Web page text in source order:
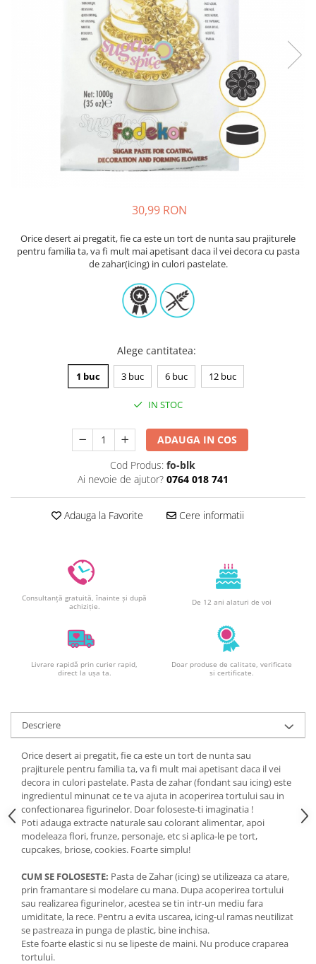
Sabloane - Embosere
Ustensile ciocolata
AMBALARE & PREZENTARE
Cakepops - Acadele
Praline - Bomboane
Eclair - Macarons
Alte ambalaje
Printuri Comestibile
Role pentru colorat
Puzzele mecanic
PETRECERI & EVENIMENTE
Paie colorate
Articole party
Toppere prajituri
DETERGENTI & CURATENIE
30,99 RON
Orice desert ai pregatit, fie ca este un tort de nunta sau prajiturele
pentru familia ta, va fi mult mai apetisant daca il vei decora cu pasta
de zahar(icing) in culori pastelate.
Alege cantitatea:
1 buc 3 buc 6 buc 12 buc
IN STOC
ADAUGA IN COS
Cod Produs: fo-blk
Ai nevoie de ajutor? 0764 018 741
Adauga la Favorite Cere informatii
Consultanță gratuită, înainte și după
achiziție.
De 12 ani alaturi de voi
Livrare rapidă prin curier rapid,
direct la ușa ta.
Doar produse de calitate, verificate
si certificate.
Descriere
Orice desert ai pregatit, fie ca este un tort de nunta sau
prajiturele pentru familia ta, va fi mult mai apetisant daca il vei
decora in culori pastelate. Pasta de zahar (fondant sau icing) este
ingredientul minunat ce te va ajuta in acoperirea tortului sau in
confectionarea figurinelor. Doar foloseste-ti imaginatia !
Poti adauga extracte naturale sau colorant alimentar, apoi
modeleaza flori, frunze, personaje, etc si aplica-le pe tort,
cupcakes, briose, cookies. Foarte simplu!
CUM SE FOLOSESTE: Pasta de Zahar (icing) se utilizeaza ca atare,
prin framantare si modelare cu mana. Dupa acoperirea tortului
sau realizarea figurinelor, acestea se tin intr-un mediu fara
umiditate, la rece. Pentru a evita uscarea, icing-ul ramas neutilizat
se pastreaza in punga de plastic, bine inchisa.
Este foarte elastic si nu se lipeste de maini. Nu produce craparea
tortului.